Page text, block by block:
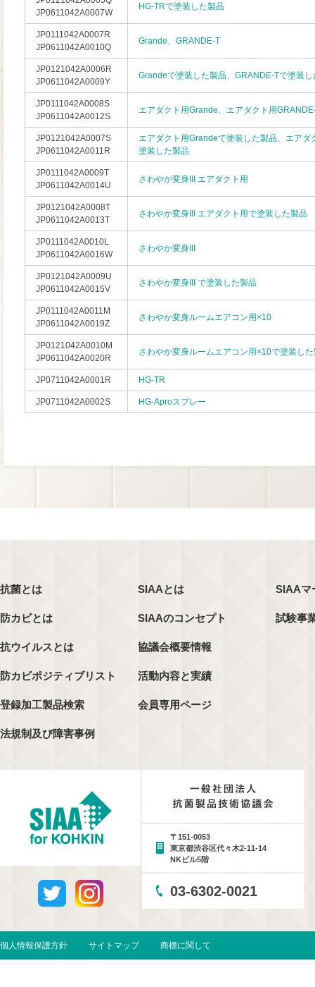
JP0611042A0007W
HG-TRで塗装した製品
JP0111042A0007R
JP0611042A0010Q
Grande、GRANDE-T
JP0121042A0006R
JP0611042A0009Y
Grandeで塗装した製品、GRANDE-Tで塗装し
JP0111042A0008S
JP0611042A0012S
エアダクト用Grande、エアダクト用
JP0121042A0007S
JP0611042A0011R
エアダクト用Grandeで塗装した製品、エアダ
塗装した製品
JP0111042A0009T
JP0611042A0014U
さわやか変身III エアダクト用
JP0121042A0008T
JP0611042A0013T
さわやか変身III エアダクト用で塗装した製品
JP0111042A0010L
JP0611042A0016W
さわやか変身III
JP0121042A0009U
JP0611042A0015V
さわやか変身III で塗装した製品
JP0111042A0011M
JP0611042A0019Z
さわやか変身ルームエアコン用×10
JP0121042A0010M
JP0611042A0020R
さわやか変身ルームエアコン用×10で塗装し
JP0711042A0001R HG-TR
JP0711042A0002S HG-Aproスプレー
抗菌とは
防カビとは
抗ウイルスとは
防カビポジティブリスト
登録加工製品検索
法規制及び障害事例
SIAAとは
SIAAのコンセプト
協議会概要情報
活動内容と実績
会員専用ページ
SIAAマ
試験事
〒151-0053
東京都渋谷区代々木2-11-14
NKビル5階
03-6302-0021
個人情報保護方針 サイトマップ 商標に関して